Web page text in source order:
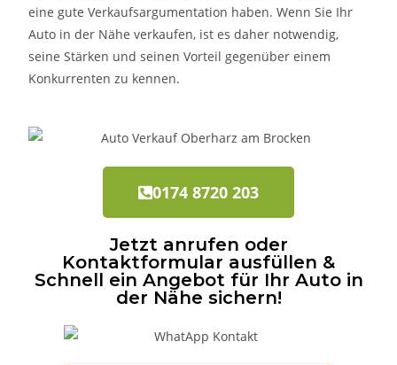
eine gute Verkaufsargumentation haben. Wenn Sie Ihr
Auto in der Nähe verkaufen, ist es daher notwendig,
seine Stärken und seinen Vorteil gegenüber einem
Konkurrenten zu kennen.
0174 8720 203
Jetzt anrufen oder
Kontaktformular ausfüllen &
Schnell ein Angebot für Ihr Auto in
der Nähe sichern!